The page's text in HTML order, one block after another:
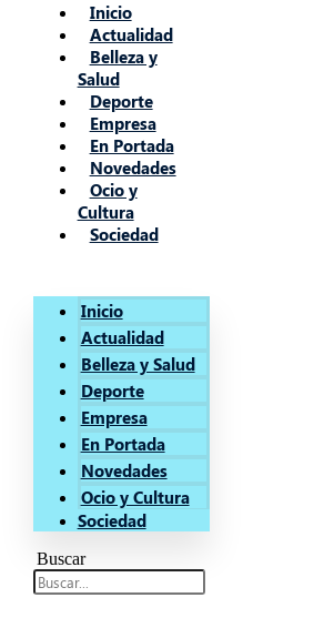
Inicio
Actualidad
Belleza y
Salud
Deporte
Empresa
En Portada
Novedades
Ocio y
Cultura
Sociedad
Inicio
Actualidad
Belleza y Salud
Deporte
Empresa
En Portada
Novedades
Ocio y Cultura
Sociedad
Buscar